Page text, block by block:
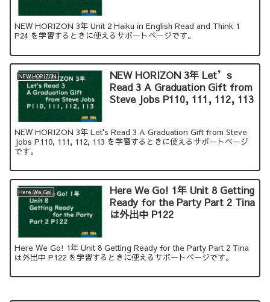
NEW HORIZON 3年 Unit 2 Haiku in English Read and Think 1
P24 を学習するときに使えるサポートページです。
NEW HORIZON
NEW HORIZON 3年 Let’s
Read 3 A Graduation Gift from
Steve Jobs P110, 111, 112, 113
NEW HORIZON 3年 Let's Read 3 A Graduation Gift from Steve
Jobs P110, 111, 112, 113 を学習するときに使えるサポートページ
です。
Here We Go!
Here We Go! 1年 Unit 8 Getting
Ready for the Party Part 2 Tina
は外出中 P122
Here We Go! 1年 Unit 8 Getting Ready for the Party Part 2 Tina
は外出中 P122 を学習するときに使えるサポートページです。